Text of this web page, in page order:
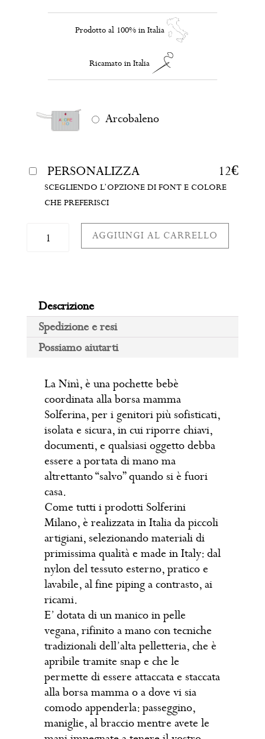
Prodotto al 100% in Italia
Ricamato in Italia
Arcobaleno
PERSONALIZZA 12€
SCEGLIENDO L’OPZIONE DI FONT E COLORE
CHE PREFERISCI
Bebè
con
MANICO
quantità
AGGIUNGI AL CARRELLO
Descrizione
Spedizione e resi
Possiamo aiutarti
La Ninì, è una pochette bebè
coordinata alla borsa mamma
Solferina, per i genitori più sofisticati,
isolata e sicura, in cui riporre chiavi,
documenti, e qualsiasi oggetto debba
essere a portata di mano ma
altrettanto “salvo” quando si è fuori
casa.
Come tutti i prodotti Solferini
Milano, è realizzata in Italia da piccoli
artigiani, selezionando materiali di
primissima qualità e made in Italy: dal
nylon del tessuto esterno, pratico e
lavabile, al fine piping a contrasto, ai
ricami.
E’ dotata di un manico in pelle
vegana, rifinito a mano con tecniche
tradizionali dell’alta pelletteria, che è
apribile tramite snap e che le
permette di essere attaccata e staccata
alla borsa mamma o a dove vi sia
comodo appenderla: passeggino,
maniglie, al braccio mentre avete le